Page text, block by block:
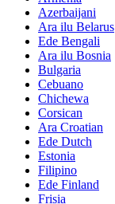
Azerbaijani
Ara ilu Belarus
Ede Bengali
Ara ilu Bosnia
Bulgaria
Cebuano
Chichewa
Corsican
Ara Croatian
Ede Dutch
Estonia
Filipino
Ede Finland
Frisia